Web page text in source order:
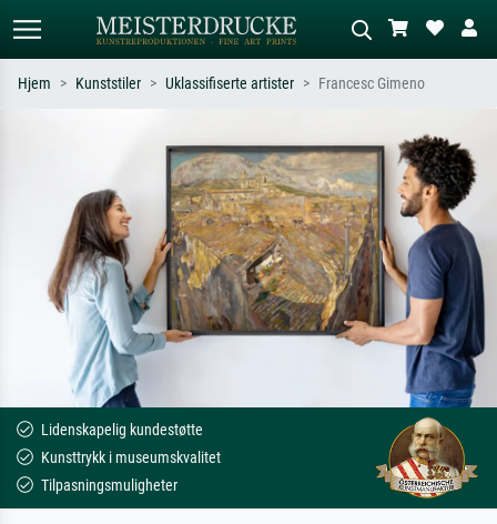
Søk etter kunstner, tittel eller stil – for
eksempel Monet, Stjernenatt,
impresjonisme, Hokusai-bølgen, akt.
Beskriv scenen – for eksempel grønn
eng, abstrakt med mye rødt, mørkt
oljemaleri, stående akt ved et tre.
Hjem Kunststiler Uklassifiserte artister Francesc Gimeno
Lidenskapelig kundestøtte
Kunsttrykk i museumskvalitet
Tilpasningsmuligheter